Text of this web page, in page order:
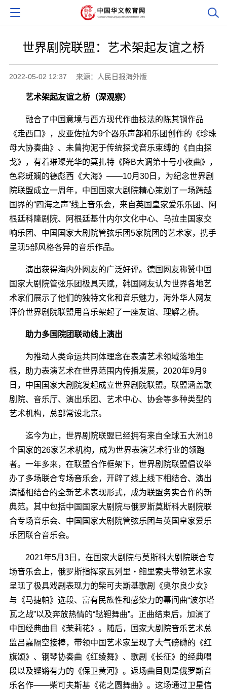
世界剧院联盟：艺术架起友谊之桥
2022-05-02 12:37 来源：人民日报海外版
艺术架起友谊之桥（深观察）
融合了中国意境与西方现代作曲技法的陈其钢作品
《走西口》，皮亚佐拉为9个器乐声部和乐团创作的《珍珠
母大协奏曲》、未曾拘泥于传统探戈音乐束缚的《自由探
戈》，有着璀璨光华的莫扎特《降B大调第十号小夜曲》，
色彩斑斓的德彪西《大海》――10月30日，为纪念世界剧
院联盟成立一周年，中国国家大剧院精心策划了一场跨越
国界的“四海之声”线上音乐会，来自英国皇家爱乐乐团、阿
根廷科隆剧院、阿根廷基什内尔文化中心、乌拉圭国家交
响乐团、中国国家大剧院管弦乐团5家院团的艺术家，携手
呈现5部风格各异的音乐作品。
演出获得海内外网友的广泛好评。德国网友称赞中国
国家大剧院管弦乐团极具天赋，韩国网友认为世界各地艺
术家们展示了他们的独特文化和音乐魅力，海外华人网友
评价世界剧院联盟用音乐架起了一座友谊、理解之桥。
助力多国院团联动线上演出
为推动人类命运共同体理念在表演艺术领域落地生
根，助力表演艺术在世界范围内传播发展，2020年9月9
日，中国国家大剧院发起成立世界剧院联盟。联盟涵盖歌
剧院、音乐厅、演出乐团、艺术中心、协会等多种类型的
艺术机构，总部常设北京。
迄今为止，世界剧院联盟已经拥有来自全球五大洲18
个国家的26家艺术机构，成为世界表演艺术行业的领跑
者。一年多来，在联盟合作框架下，世界剧院联盟倡议举
办了多场联合专场音乐会，开辟了线上线下相结合、演出
演播相结合的全新艺术表现形式，成为联盟务实合作的新
典范。其中包括中国国家大剧院与俄罗斯莫斯科大剧院联
合专场音乐会、中国国家大剧院管弦乐团与英国皇家爱乐
乐团联合音乐会。
2021年5月3日，在国家大剧院与莫斯科大剧院联合专
场音乐会上，俄罗斯指挥家瓦列里・鲍里索夫带领艺术家
呈现了极具戏剧表现力的柴可夫斯基歌剧《奥尔良少女》
与《马捷帕》选段、富有民族性和感染力的幕间曲“波尔塔
瓦之战”以及奔放热情的“鞑靼舞曲”。正曲结束后，加演了
中国经典曲目《茉莉花》。随后，国家大剧院音乐艺术总
监吕嘉隔空接棒，带领中国艺术家呈现了大气磅礴的《红
旗颂》、钢琴协奏曲《红绫舞》、歌剧《长征》的经典唱
段以及铿锵有力的《保卫黄河》。返场曲目则是俄罗斯音
乐名作――柴可夫斯基《花之圆舞曲》。这场通过卫星信